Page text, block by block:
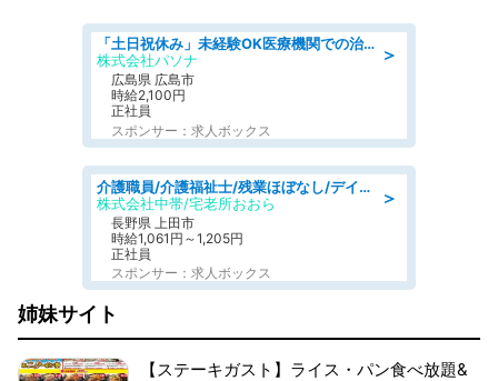
＞
「土日祝休み」未経験OK医療機関での治験コーディネーターのお仕事
株式会社パソナ
広島県 広島市
時給2,100円
正社員
スポンサー：求人ボックス
＞
介護職員/介護福祉士/残業ほぼなし/デイサービスの介護士/日勤のみ
株式会社中帯/宅老所おおら
長野県 上田市
時給1,061円～1,205円
正社員
スポンサー：求人ボックス
姉妹サイト
【ステーキガスト】ライス・パン食べ放題&